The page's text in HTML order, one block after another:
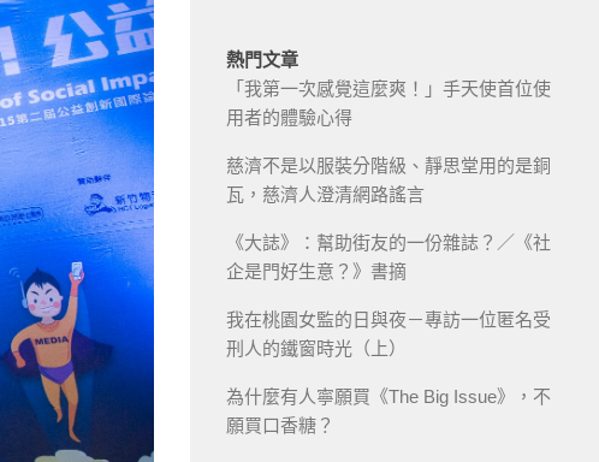
熱門文章
「我第一次感覺這麼爽！」手天使首位使
用者的體驗心得
慈濟不是以服裝分階級、靜思堂用的是銅
瓦，慈濟人澄清網路謠言
《大誌》：幫助街友的一份雜誌？／《社
企是門好生意？》書摘
我在桃園女監的日與夜－專訪一位匿名受
刑人的鐵窗時光（上）
為什麼有人寧願買《The Big Issue》，不
願買口香糖？